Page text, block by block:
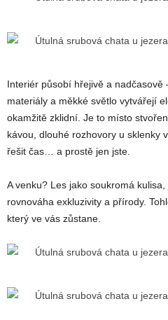
Interiér působí hřejivě a
materiály a měkké světlo vytvářejí
okamžitě zklidní. Je to místo
kávou, dlouhé rozhovory u sklenky
řešit čas… a prostě jen jste.
A venku? Les jako soukromá
rovnováha exkluzivity a přírody.
který ve vás zůstane.